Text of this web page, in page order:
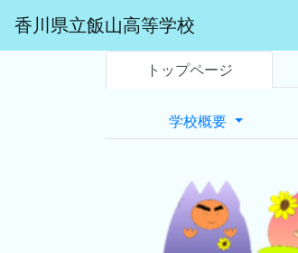
香川県立飯山高等学校
トップページ
学校概要